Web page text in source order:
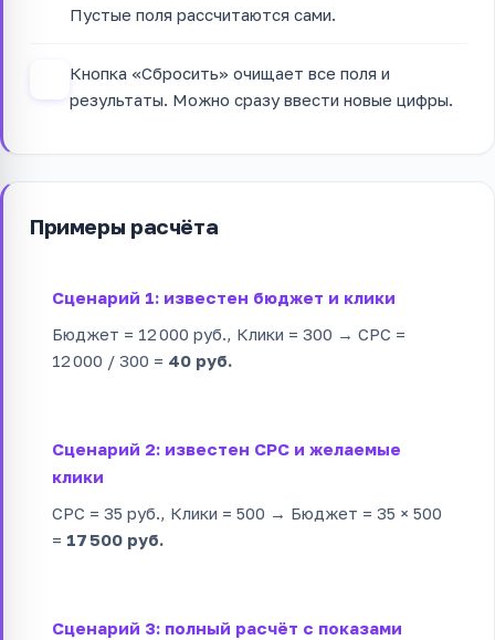
Пустые поля рассчитаются сами.
Кнопка «Сбросить» очищает все поля и
результаты. Можно сразу ввести новые цифры.
Примеры расчёта
Сценарий 1: известен бюджет и клики
Бюджет = 12 000 руб., Клики = 300 → CPC =
12 000 / 300 = 40 руб.
Сценарий 2: известен CPC и желаемые
клики
CPC = 35 руб., Клики = 500 → Бюджет = 35 × 500
= 17 500 руб.
Сценарий 3: полный расчёт с показами